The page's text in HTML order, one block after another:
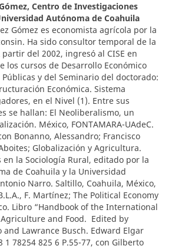
Centro de Investigaciones
Autónoma de Coahuila
Gómez es economista agrícola por la
Ha sido consultor temporal de la
partir del 2002, ingresó al CISE en
los cursos de Desarrollo Económico
Públicas y del Seminario del doctorado:
Económica. Sistema
en el Nivel (1). Entre sus
se hallan: El Neoliberalismo, un
México, FONTAMARA-UAdeC.
Bonanno, Alessandro; Francisco
Globalización y Agricultura.
en la Sociología Rural, editado por la
de Coahuila y la Universidad
Narro. Saltillo, Coahuila, México,
F. Martínez; The Political Economy
Libro “Handbook of the International
and Food. Edited by
and Lawrance Busch. Edward Elgar
1 78254 825 6 P.55-77, con Gilberto